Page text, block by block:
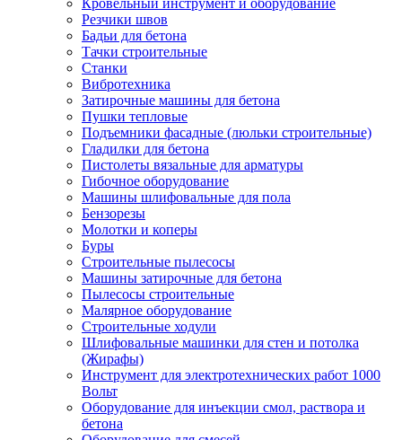
Кровельный инструмент и оборудование
Резчики швов
Бадьи для бетона
Тачки строительные
Станки
Вибротехника
Затирочные машины для бетона
Пушки тепловые
Подъемники фасадные (люльки строительные)
Гладилки для бетона
Пистолеты вязальные для арматуры
Гибочное оборудование
Машины шлифовальные для пола
Бензорезы
Молотки и коперы
Буры
Строительные пылесосы
Машины затирочные для бетона
Пылесосы строительные
Малярное оборудование
Строительные ходули
Шлифовальные машинки для стен и потолка
(Жирафы)
Инструмент для электротехнических работ 1000
Вольт
Оборудование для инъекции смол, раствора и
бетона